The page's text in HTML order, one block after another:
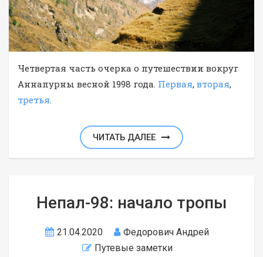
Четвертая часть очерка о путешествии вокруг
Аннапурны весной 1998 года. Первая, вторая,
третья.
ЧИТАТЬ ДАЛЕЕ
Непал-98: начало тропы
21.04.2020
Федорович Андрей
Путевые заметки